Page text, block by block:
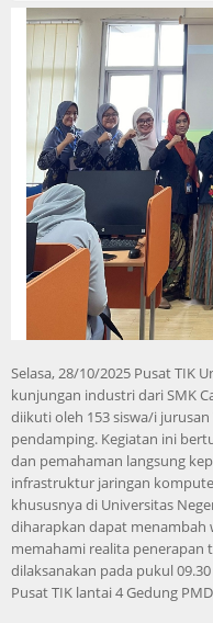
Selasa, 28/10/2025 Pusat TIK
kunjungan industri dari SMK
diikuti oleh 153 siswa/i
pendamping. Kegiatan ini
dan pemahaman langsung
infrastruktur jaringan
khususnya di Universitas
diharapkan dapat menambah
memahami realita penerapan
dilaksanakan pada pukul
Pusat TIK lantai 4 Gedung PMD